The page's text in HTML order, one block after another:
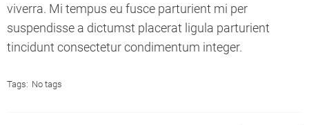
viverra. Mi tempus eu fusce parturient mi per
suspendisse a dictumst placerat ligula parturient
tincidunt consectetur condimentum integer.
Tags: No tags